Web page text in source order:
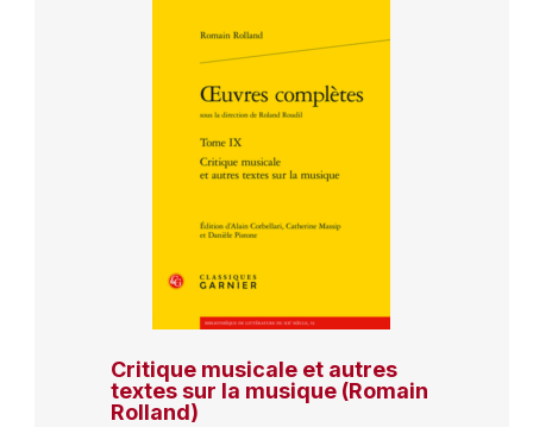
Critique musicale et autres
textes sur la musique (Romain
Rolland)